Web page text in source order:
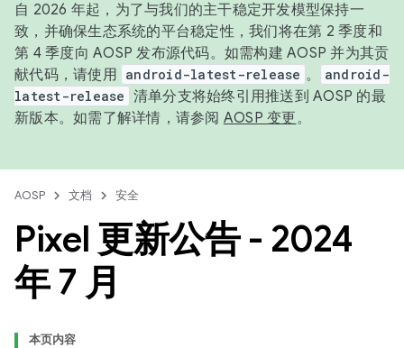
自 2026 年起，为了与我们的主干稳定开发模型保持一
致，并确保生态系统的平台稳定性，我们将在第 2 季度和
第 4 季度向 AOSP 发布源代码。如需构建 AOSP 并为其贡
献代码，请使用 android-latest-release 。
android-
latest-release 清单分支将始终引用推送到 AOSP 的最
新版本。如需了解详情，请参阅 AOSP 变更。
AOSP 文档 安全
Pixel 更新公告 - 2024
年 7 月
本页内容